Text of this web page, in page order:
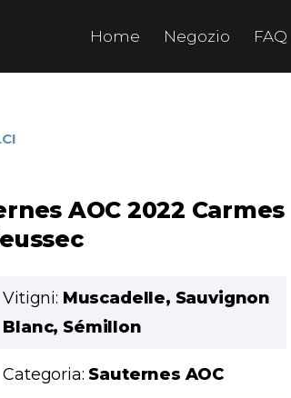
Home Negozio FAQ
AOC 2022 Carmes
Vitigni: Muscadelle, Sauvignon
Blanc, Sémillon
Categoria: Sauternes AOC